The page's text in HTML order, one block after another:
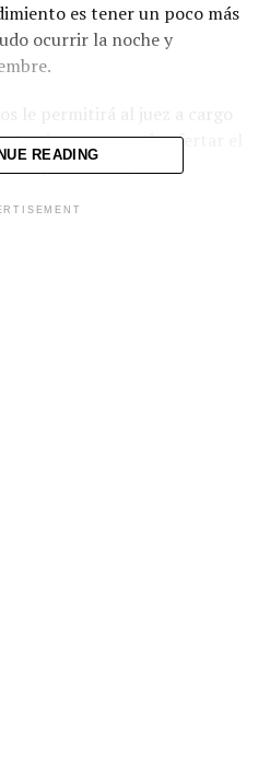
es tener un poco más
ocurrir la noche y
le permitirá al juez a cargo
testigos que pueda ofertar el
que el caso pase a
READING